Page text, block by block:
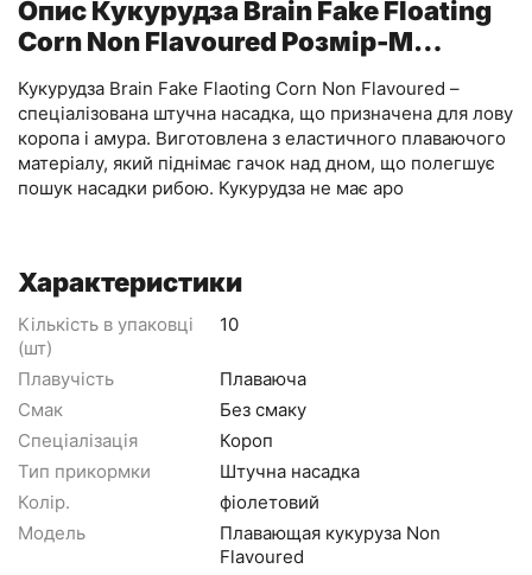
Опис Кукурудза Brain Fake Floating
Corn Non Flavoured Розмір-M
ц:фіолетовий
Кукурудза Brain Fake Flaoting Corn Non Flavoured –
спеціалізована штучна насадка, що призначена для лову
коропа і амура. Виготовлена з еластичного плаваючого
матеріалу, який піднімає гачок над дном, що полегшує
пошук насадки рибою. Кукурудза не має аро
Характеристики
Кількість в упаковці
(шт)
10
Плавучість
Плаваюча
Смак
Без смаку
Спеціалізація
Короп
Тип прикормки
Штучна насадка
Колір.
фіолетовий
Модель
Плавающая кукуруза Non
Flavoured